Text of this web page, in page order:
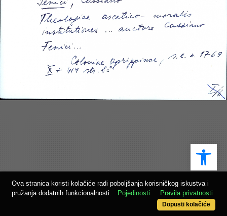
Ova stranica koristi kolačiće radi poboljšanja korisničkog iskustva i
pružanja dodatnih funkcionalnosti.
Pojedinosti Pravila privatnosti
Dopusti kolačiće